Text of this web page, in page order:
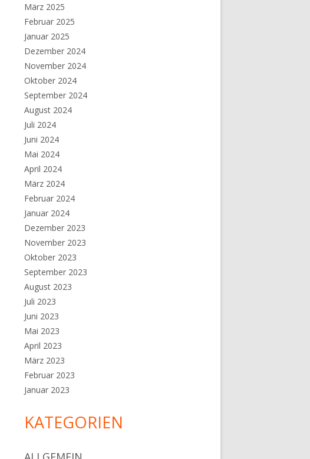
März 2025
Februar 2025
Januar 2025
Dezember 2024
November 2024
Oktober 2024
September 2024
August 2024
Juli 2024
Juni 2024
Mai 2024
April 2024
März 2024
Februar 2024
Januar 2024
Dezember 2023
November 2023
Oktober 2023
September 2023
August 2023
Juli 2023
Juni 2023
Mai 2023
April 2023
März 2023
Februar 2023
Januar 2023
KATEGORIEN